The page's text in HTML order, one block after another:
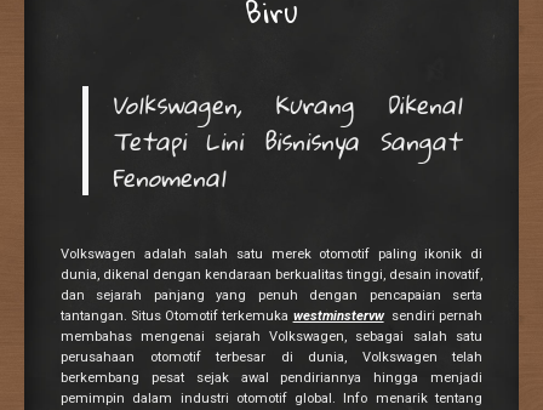
Biru
Volkswagen, Kurang Dikenal
Tetapi Lini Bisnisnya Sangat
Fenomenal
Volkswagen adalah salah satu merek otomotif paling ikonik di
dunia, dikenal dengan kendaraan berkualitas tinggi, desain inovatif,
dan sejarah panjang yang penuh dengan pencapaian serta
tantangan. Situs Otomotif terkemuka westminstervwsendiri pernah
membahas mengenai sejarah Volkswagen, sebagai salah satu
perusahaan otomotif terbesar di dunia, Volkswagen telah
berkembang pesat sejak awal pendiriannya hingga menjadi
pemimpin dalam industri otomotif global. Info menarik tentang